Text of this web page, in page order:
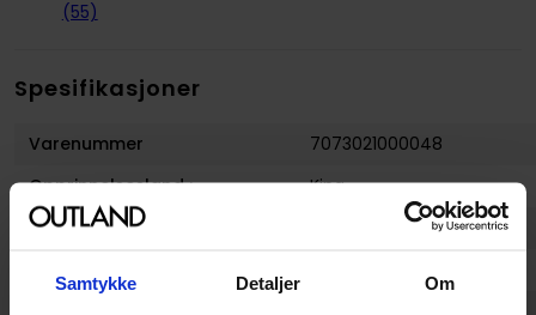
Samtykke Detaljer Om
(55)
Spesifikasjoner
Varenummer
7073021000048
Opprinnelsesland :
Kina
Format